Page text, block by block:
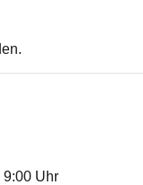
9:00 Uhr